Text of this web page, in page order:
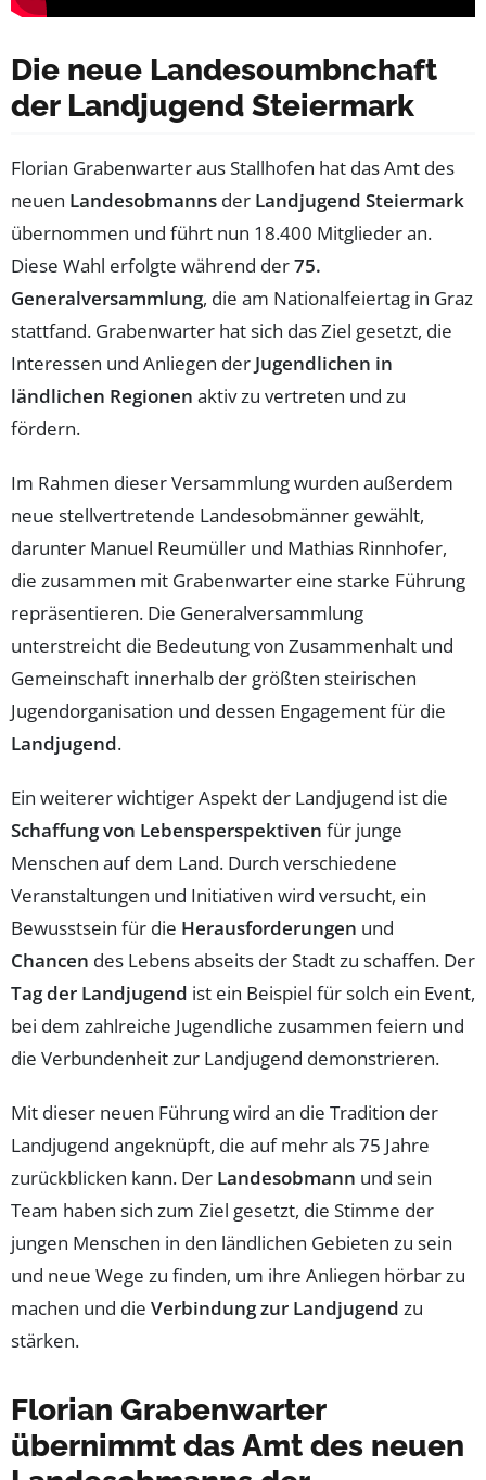
Die neue Landesoumbnchaft
der Landjugend Steiermark
Florian Grabenwarter aus Stallhofen hat das Amt des
neuen Landesobmanns der Landjugend Steiermark
übernommen und führt nun 18.400 Mitglieder an.
Diese Wahl erfolgte während der75.
Generalversammlung, die am Nationalfeiertag in Graz
stattfand. Grabenwarter hat sich das Ziel gesetzt, die
Interessen und Anliegen der Jugendlichen in
ländlichen Regionen aktiv zu vertreten und zu
fördern.
Im Rahmen dieser Versammlung wurden außerdem
neue stellvertretende Landesobmänner gewählt,
darunter Manuel Reumüller und Mathias Rinnhofer,
die zusammen mit Grabenwarter eine starke Führung
repräsentieren. Die Generalversammlung
unterstreicht die Bedeutung von Zusammenhalt und
Gemeinschaft innerhalb der größten steirischen
Jugendorganisation und dessen Engagement für die
Landjugend.
Ein weiterer wichtiger Aspekt der Landjugend ist die
Schaffung von Lebensperspektiven für junge
Menschen auf dem Land. Durch verschiedene
Veranstaltungen und Initiativen wird versucht, ein
Bewusstsein für die Herausforderungen und
Chancen des Lebens abseits der Stadt zu schaffen. Der
Tag der Landjugend ist ein Beispiel für solch ein Event,
bei dem zahlreiche Jugendliche zusammen feiern und
die Verbundenheit zur Landjugend demonstrieren.
Mit dieser neuen Führung wird an die Tradition der
Landjugend angeknüpft, die auf mehr als 75 Jahre
zurückblicken kann. Der Landesobmann und sein
Team haben sich zum Ziel gesetzt, die Stimme der
jungen Menschen in den ländlichen Gebieten zu sein
und neue Wege zu finden, um ihre Anliegen hörbar zu
machen und die Verbindung zur Landjugend zu
stärken.
Florian Grabenwarter
übernimmt das Amt des neuen